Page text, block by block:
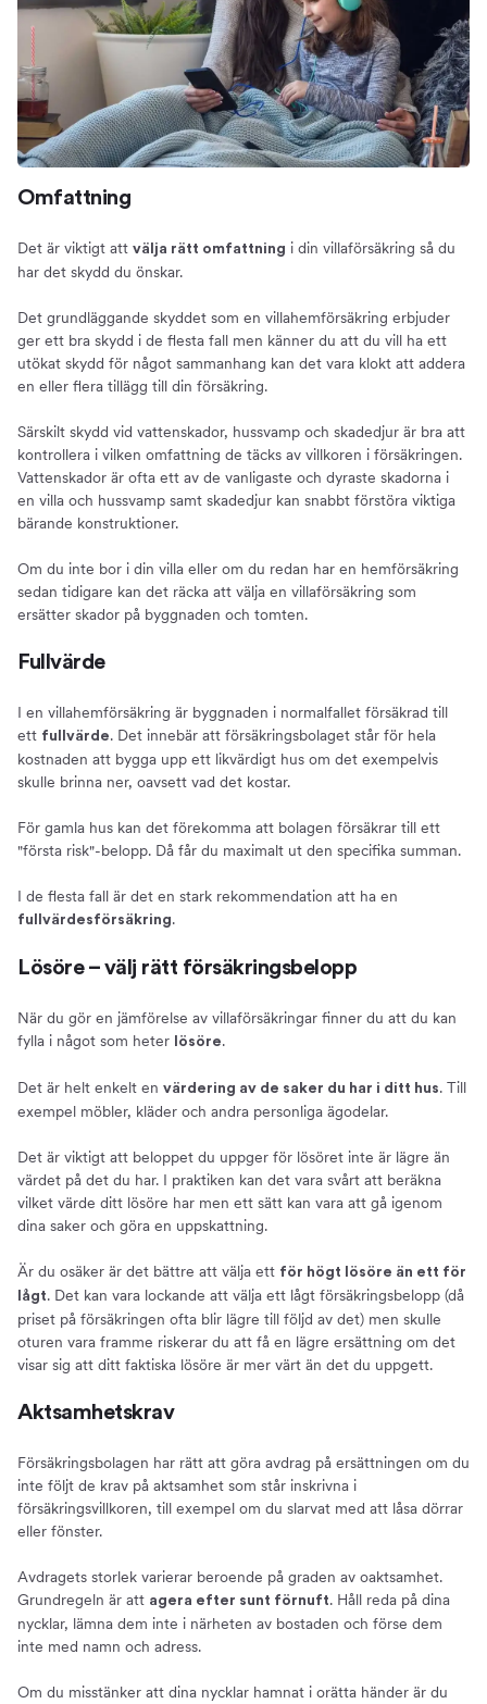
Omfattning
Det är viktigt att välja rätt omfattning i din villaförsäkring så du
har det skydd du önskar.
Det grundläggande skyddet som en villahemförsäkring erbjuder
ger ett bra skydd i de flesta fall men känner du att du vill ha ett
utökat skydd för något sammanhang kan det vara klokt att addera
en eller flera tillägg till din försäkring.
Särskilt skydd vid vattenskador, hussvamp och skadedjur är bra att
kontrollera i vilken omfattning de täcks av villkoren i försäkringen.
Vattenskador är ofta ett av de vanligaste och dyraste skadorna i
en villa och hussvamp samt skadedjur kan snabbt förstöra viktiga
bärande konstruktioner.
Om du inte bor i din villa eller om du redan har en hemförsäkring
sedan tidigare kan det räcka att välja en villaförsäkring som
ersätter skador på byggnaden och tomten.
Fullvärde
I en villahemförsäkring är byggnaden i normalfallet försäkrad till
ett fullvärde. Det innebär att försäkringsbolaget står för hela
kostnaden att bygga upp ett likvärdigt hus om det exempelvis
skulle brinna ner, oavsett vad det kostar.
För gamla hus kan det förekomma att bolagen försäkrar till ett
"första risk"-belopp. Då får du maximalt ut den specifika summan.
I de flesta fall är det en stark rekommendation att ha en
fullvärdesförsäkring.
Lösöre – välj rätt försäkringsbelopp
När du gör en jämförelse av villaförsäkringar finner du att du kan
fylla i något som heter
lösöre.
Det är helt enkelt en värdering av de saker du har i ditt hus. Till
exempel möbler, kläder och andra personliga ägodelar.
Det är viktigt att beloppet du uppger för lösöret inte är lägre än
värdet på det du har. I praktiken kan det vara svårt att beräkna
vilket värde ditt lösöre har men ett sätt kan vara att gå igenom
dina saker och göra en uppskattning.
Är du osäker är det bättre att välja ett för högt lösöre än ett för
lågt. Det kan vara lockande att välja ett lågt försäkringsbelopp (då
priset på försäkringen ofta blir lägre till följd av det) men skulle
oturen vara framme riskerar du att få en lägre ersättning om det
visar sig att ditt faktiska lösöre är mer värt än det du uppgett.
Aktsamhetskrav
Försäkringsbolagen har rätt att göra avdrag på ersättningen om du
inte följt de krav på aktsamhet som står inskrivna i
försäkringsvillkoren, till exempel om du slarvat med att låsa dörrar
eller fönster.
Avdragets storlek varierar beroende på graden av oaktsamhet.
Grundregeln är att agera efter sunt förnuft. Håll reda på dina
nycklar, lämna dem inte i närheten av bostaden och förse dem
inte med namn och adress.
Om du misstänker att dina nycklar hamnat i orätta händer är du